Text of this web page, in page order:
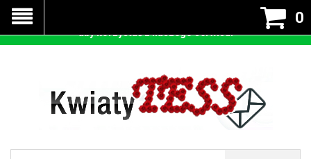
0
Nasza strona korzysta z cookies - czyli tzw ciastek w celu
prawidłowego działania. Zaakceptuj przyjmowanie cookies
aby korzystać z naszego serwisu.